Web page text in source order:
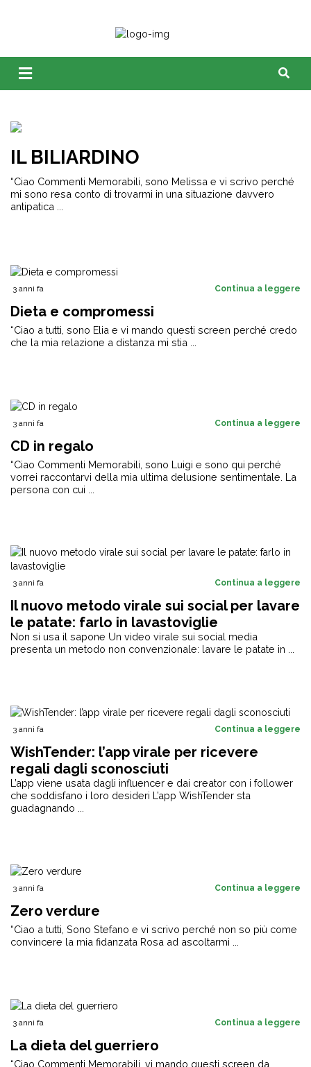
IL BILIARDINO
“Ciao Commenti Memorabili, sono Melissa e vi scrivo perché
mi sono resa conto di trovarmi in una situazione davvero
antipatica ...
3 anni fa Continua a leggere
Dieta e compromessi
“Ciao a tutti, sono Elia e vi mando questi screen perché credo
che la mia relazione a distanza mi stia ...
3 anni fa Continua a leggere
CD in regalo
“Ciao Commenti Memorabili, sono Luigi e sono qui perché
vorrei raccontarvi della mia ultima delusione sentimentale. La
persona con cui ...
3 anni fa Continua a leggere
Il nuovo metodo virale sui social per lavare
le patate: farlo in lavastoviglie
Non si usa il sapone Un video virale sui social media
presenta un metodo non convenzionale: lavare le patate in ...
3 anni fa Continua a leggere
WishTender: l’app virale per ricevere
regali dagli sconosciuti
L’app viene usata dagli influencer e dai creator con i follower
che soddisfano i loro desideri L’app WishTender sta
guadagnando ...
3 anni fa Continua a leggere
Zero verdure
“Ciao a tutti, Sono Stefano e vi scrivo perché non so più come
convincere la mia fidanzata Rosa ad ascoltarmi ...
3 anni fa Continua a leggere
La dieta del guerriero
“Ciao Commenti Memorabili, vi mando questi screen da